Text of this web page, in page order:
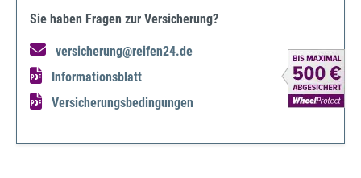
Sie haben Fragen zur Versicherung?
versicherung@reifen24.de
Informationsblatt
Versicherungsbedingungen